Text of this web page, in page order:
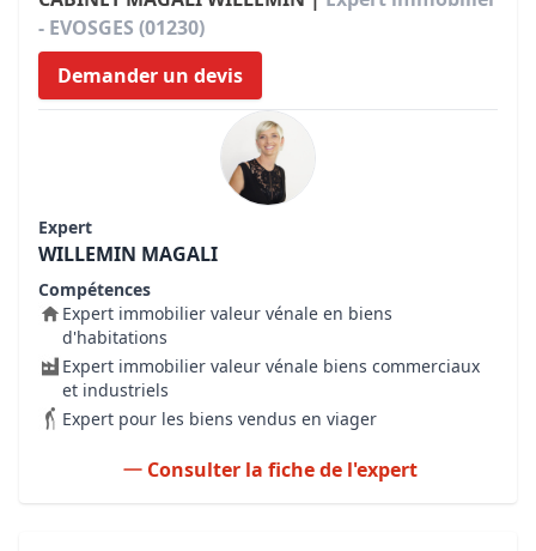
- EVOSGES (01230)
Demander un devis
Expert
WILLEMIN MAGALI
Compétences
Expert immobilier valeur vénale en biens
d'habitations
Expert immobilier valeur vénale biens commerciaux
et industriels
Expert pour les biens vendus en viager
Consulter la fiche de l'expert